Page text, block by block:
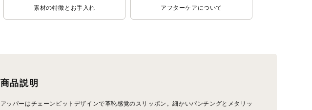
素材の特徴とお手入れ アフターケアについて
商品説明
アッパーはチェーンビットデザインで革靴感覚のスリッポン。細かいパンチングとメタリッ